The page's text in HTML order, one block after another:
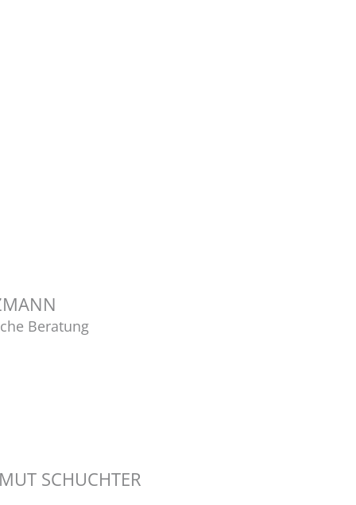
Beratung
SCHUCHTER